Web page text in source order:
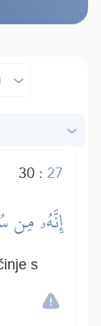
30: 27
إِنَّهُۥ مِن
s